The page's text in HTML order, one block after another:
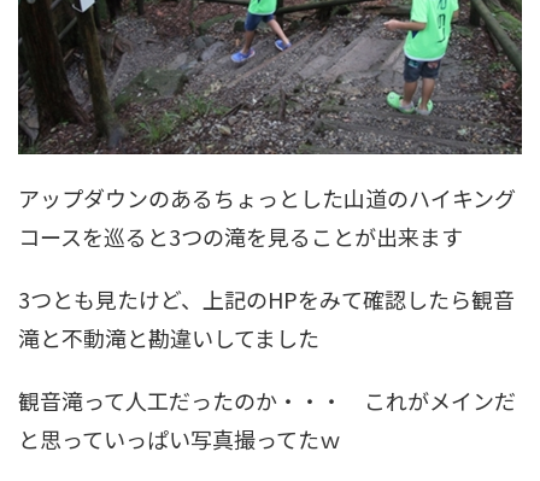
アップダウンのあるちょっとした山道のハイキング
コースを巡ると3つの滝を見ることが出来ます
3つとも見たけど、上記のHPをみて確認したら観音
滝と不動滝と勘違いしてました
観音滝って人工だったのか・・・ これがメインだ
と思っていっぱい写真撮ってたｗ